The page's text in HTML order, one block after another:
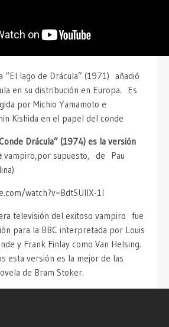
“El lago de Drácula” (1971) añadió
en su distribución en Europa. Es
por Michio Yamamoto e
Kishida en el papel del conde
Drácula” (1974) es la versión
vampiro,por supuesto, de Pau
watch?v=8dtSUlIX-1I
televisión del exitoso vampiro fue
para la BBC interpretada por Louis
y Frank Finlay como Van Helsing.
esta versión es la mejor de las
de Bram Stoker.